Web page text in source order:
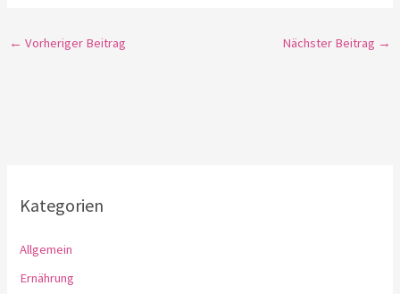
← Vorheriger Beitrag Nächster Beitrag →
Kategorien
Allgemein
Ernährung